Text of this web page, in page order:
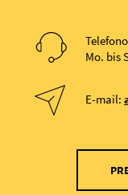
Telefono
Mo. bis
E-mail: